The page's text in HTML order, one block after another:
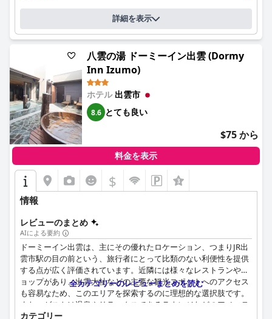
詳細を表示
八雲の湯 ドーミーイン出雲 (Dormy
Inn Izumo)
ホテル 出雲市
8.6 とても良い
$75 から
料金を表示
$
情報
レビューのまとめ
AIによる要約
ドーミーイン出雲は、主にその優れたロケーション、つまりJR出
雲市駅の目の前という、旅行者にとって比類のない利便性を提供
する点が広く評価されています。近隣には様々なレストランやシ
ョップがあり、出雲大社などの主要な観光スポットへのアクセス
も容易なため、このエリアを探索するのに理想的な選択肢です。
また、ゲストは温泉やリラックスできるラウンジなどのアメニテ
ィにも感謝しており、滞在の快適さと利便性をさらに高めていま
全カテゴリーのレビューまとめを読む
カテゴリー